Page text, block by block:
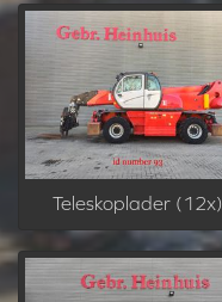
Teleskoplader (12x)